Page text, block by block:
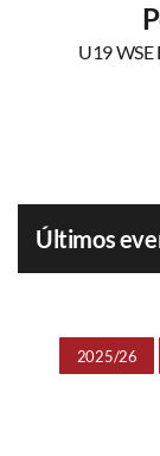
U19 WSE
Últimos
2025/26